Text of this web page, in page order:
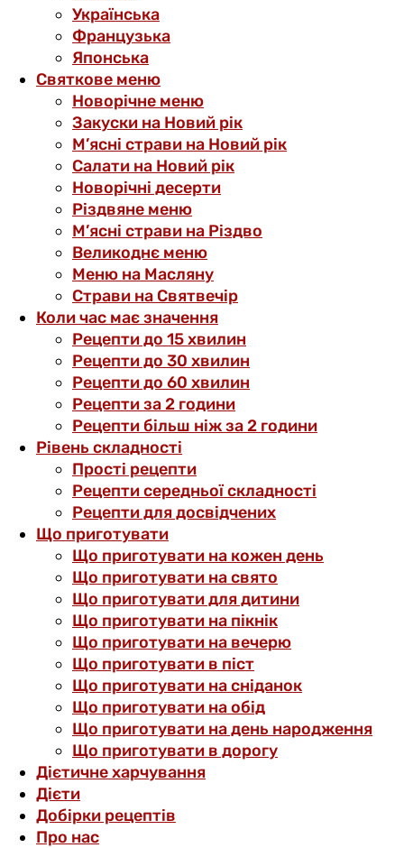
Українська
Французька
Японська
Святкове меню
Новорічне меню
Закуски на Новий рік
М’ясні страви на Новий рік
Салати на Новий рік
Новорічні десерти
Різдвяне меню
М’ясні страви на Різдво
Великоднє меню
Меню на Масляну
Страви на Святвечір
Коли час має значення
Рецепти до 15 хвилин
Рецепти до 30 хвилин
Рецепти до 60 хвилин
Рецепти за 2 години
Рецепти більш ніж за 2 години
Рівень складності
Прості рецепти
Рецепти середньої складності
Рецепти для досвідчених
Що приготувати
Що приготувати на кожен день
Що приготувати на свято
Що приготувати для дитини
Що приготувати на пікнік
Що приготувати на вечерю
Що приготувати в піст
Що приготувати на сніданок
Що приготувати на обід
Що приготувати на день народження
Що приготувати в дорогу
Дієтичне харчування
Дієти
Добірки рецептів
Про нас